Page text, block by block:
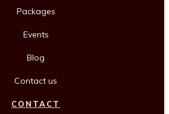
Packages
Events
Blog
Contact us
CONTACT